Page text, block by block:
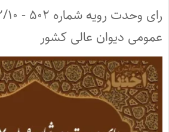
عمومی دیوان عالی کشور